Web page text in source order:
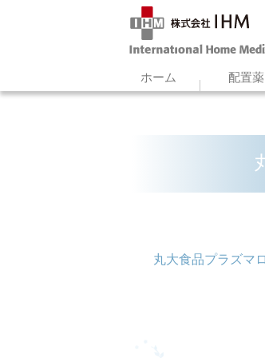
ホーム 配置
丸大食品プラズマ